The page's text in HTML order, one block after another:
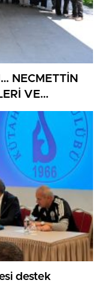
NECMETTİN
VE
destek